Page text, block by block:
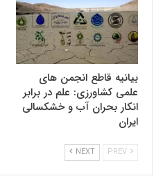
بیانیه قاطع انجمن های
علمی کشاورزی: علم در برابر
انکار بحران آب و خشکسالی
ایران
NEXT